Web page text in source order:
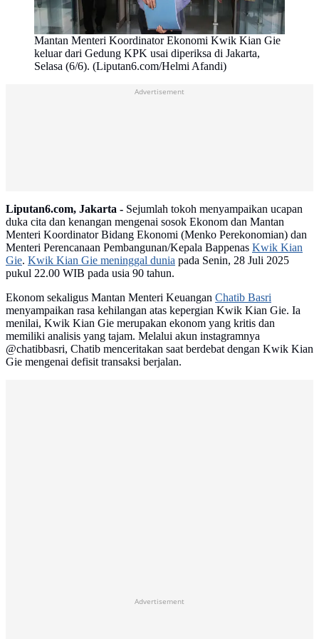
Mantan Menteri Koordinator Ekonomi Kwik Kian Gie
keluar dari Gedung KPK usai diperiksa di Jakarta,
Selasa (6/6). (Liputan6.com/Helmi Afandi)
Advertisement
Liputan6.com, Jakarta - Sejumlah tokoh menyampaikan ucapan
duka cita dan kenangan mengenai sosok Ekonom dan Mantan
Menteri Koordinator Bidang Ekonomi (Menko Perekonomian) dan
Menteri Perencanaan Pembangunan/Kepala Bappenas Kwik Kian
Gie. Kwik Kian Gie meninggal dunia pada Senin, 28 Juli 2025
pukul 22.00 WIB pada usia 90 tahun.
Ekonom sekaligus Mantan Menteri Keuangan Chatib Basri
menyampaikan rasa kehilangan atas kepergian Kwik Kian Gie. Ia
menilai, Kwik Kian Gie merupakan ekonom yang kritis dan
memiliki analisis yang tajam. Melalui akun instagramnya
@chatibbasri, Chatib menceritakan saat berdebat dengan Kwik Kian
Gie mengenai defisit transaksi berjalan.
Advertisement